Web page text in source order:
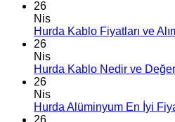
26
Nis
Hurda Kablo Fiyatları ve
26
Nis
Hurda Kablo Nedir ve
26
Nis
Hurda Alüminyum En İyi
26